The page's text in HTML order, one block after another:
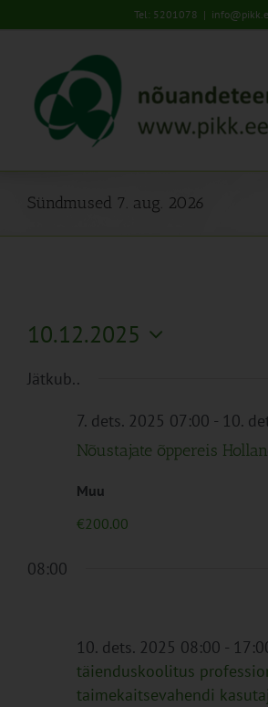
to
Tel: 5201078 |
Sündmused 7. aug. 2026
10.12.2025
kuupäev.
Jätkub..
7. dets. 2025 07:00 - 10.
Nõustajate õppereis
Muu
€200.00
08:00
10. dets. 2025 08:00 -
täienduskoolitus
taimekaitsevahendi